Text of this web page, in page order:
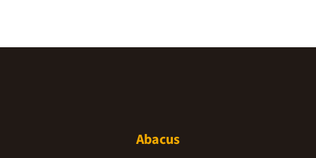
Abacus